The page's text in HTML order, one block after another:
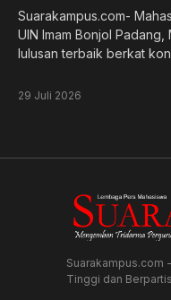
Suarakampus.com-
UIN Imam Bonjol
lulusan terbaik berkat
29 Juli 2026
Suarakampus.com
Tinggi dan